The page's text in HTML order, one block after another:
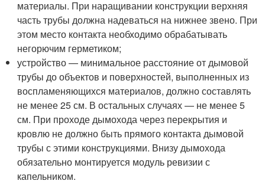
материалы. При наращивании конструкции верхняя
часть трубы должна надеваться на нижнее звено. При
этом место контакта необходимо обрабатывать
негорючим герметиком;
устройство — минимальное расстояние от дымовой
трубы до объектов и поверхностей, выполненных из
воспламеняющихся материалов, должно составлять
не менее 25 см. В остальных случаях — не менее 5
см. При проходе дымохода через перекрытия и
кровлю не должно быть прямого контакта дымовой
трубы с этими конструкциями. Внизу дымохода
обязательно монтируется модуль ревизии с
капельником.